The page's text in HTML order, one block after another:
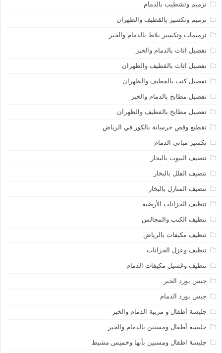
ترميم وتشطيب بالدمام
ترميم وتكسير بالقطيف والظهران
ترميمات وتكسير بلاط بالدمام والخبر
تفصيل اثاث بالدمام والخبر
تفصيل اثاث بالقطيف والظهران
تفصيل كنب بالقطيف والظهران
تفصيل مطابخ بالدمام والخبر
تفصيل مطايخ بالقطيف والظهران
تقطيع وقص خرسانة بالكور في الرياض
تكسير مباني الدمام
تنضيف البيوت بالبخار
تنضيف الفلل بالبخار
تنضيف المنازل بالبخار
تنظيف الخزانات الأرضية
تنظيف الكنب والمجالس
تنظيف مكيفات بالرياض
تنظيف وعزل الخزانات
تنظيف وغسيل مكيفات الدمام
جبس بورد الخبر
جبس بورد الدمام
جليسة أطفال و مربية الدمام والخبر
جليسة أطفال ومسنين بالدمام والخبر
جليسة اطفال ومسنين بأبها وخميس مشيط